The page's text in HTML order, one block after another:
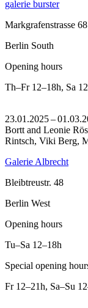
galerie burster
Markgrafenstrasse 68
Berlin South
Opening hours
Th–Fr 12–18h, Sa
23.01.2025 –
Bortt and Leonie
Rintsch, Viki Berg,
Galerie Albrecht
Bleibtreustr. 48
Berlin West
Opening hours
Tu–Sa 12–18h
Special opening
Fr 12–21h, Sa–Su